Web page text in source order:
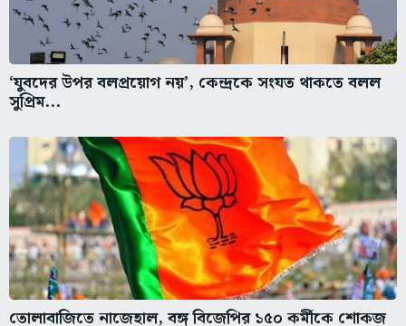
‘যুবদের উপর বলপ্রয়োগ নয়’, কেন্দ্রকে সংযত থাকতে বলল
সুপ্রিম...
তোলাবাজিতে নাজেহাল, বঙ্গ বিজেপির ১৫০ কর্মীকে শোকজ